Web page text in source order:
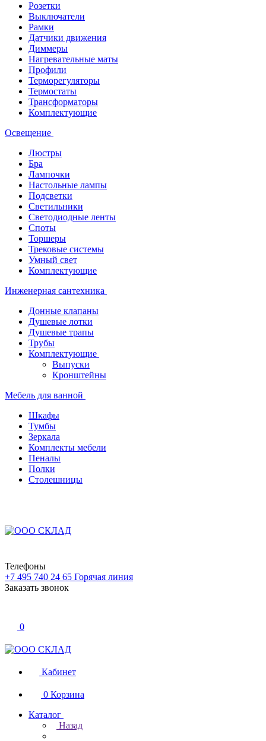
Розетки
Выключатели
Рамки
Датчики движения
Диммеры
Нагревательные маты
Профили
Терморегуляторы
Термостаты
Трансформаторы
Комплектующие
Освещение
Люстры
Бра
Лампочки
Настольные лампы
Подсветки
Светильники
Светодиодные ленты
Споты
Торшеры
Трековые системы
Умный свет
Комплектующие
Инженерная сантехника
Донные клапаны
Душевые лотки
Душевые трапы
Трубы
Комплектующие
Выпуски
Кронштейны
Мебель для ванной
Шкафы
Тумбы
Зеркала
Комплекты мебели
Пеналы
Полки
Столешницы
Телефоны
+7 495 740 24 65 Горячая линия
Заказать звонок
0
Кабинет
0 Корзина
Каталог
Назад